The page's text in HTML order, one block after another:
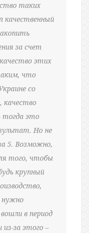
таких
качественный
за счет
этих
что
со
качество
тогда это
Но не
5. Возможно,
того, чтобы
крупный
нужно
в период
из-за этого –